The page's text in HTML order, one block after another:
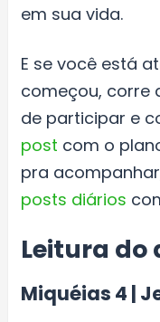
em sua vida.
E se você está
começou, corre
de participar e
post com o
pra
posts diários
Leitura do
Miquéias 4 |